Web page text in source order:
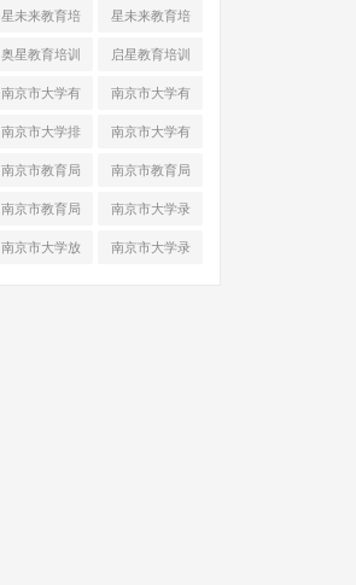
星未来教育培
训学校
星未来教育培
训学校
奥星教育培训
学校怎么样
启星教育培训
机构怎么样
南京市大学有
哪些
南京市大学有
哪些
南京市大学排
名前十名
南京市大学有
哪些大学
南京市教育局
疫情防控
南京市教育局
最新通知
南京市教育局
疫情防控
南京市大学录
取分数线
南京市大学放 南京市大学录